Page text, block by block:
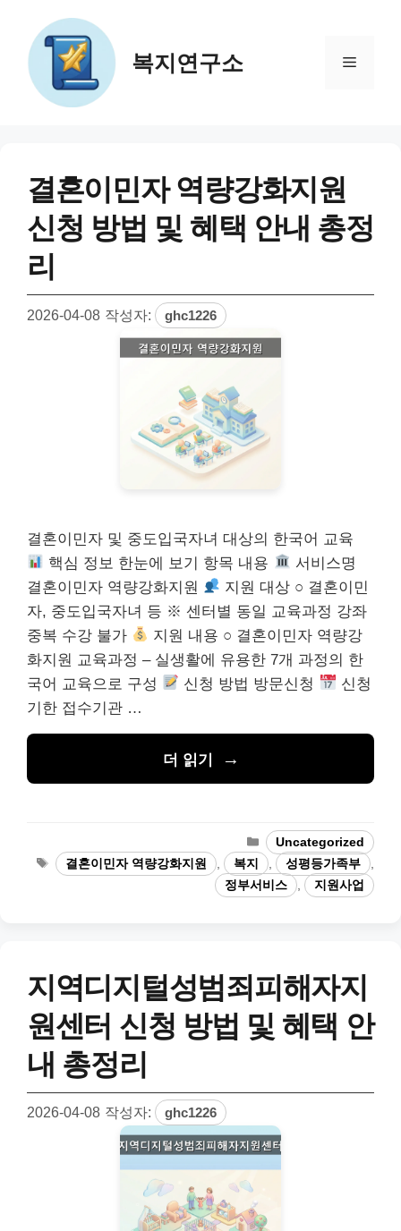
복지연구소 메
결혼이민자 역량강화지원
신청 방법 및 혜택 안내 총정
리
2026-04-08 작성자: ghc1226
결혼이민자 및 중도입국자녀 대상의 한국어 교육
핵심 정보 한눈에 보기 항목 내용
서비스명
결혼이민자 역량강화지원
지원 대상 ○ 결혼이민
자, 중도입국자녀 등 ※ 센터별 동일 교육과정 강좌
중복 수강 불가
지원 내용 ○ 결혼이민자 역량강
화지원 교육과정 – 실생활에 유용한 7개 과정의 한
국어 교육으로 구성
신청 방법 방문신청
신청
기한 접수기관 …
더 읽기
카
테
고
리
Uncategorized
태
그
결혼이민자 역량강화지원 복지 성평등가족부
정부서비스
지원사업
지역디지털성범죄피해자지
원센터 신청 방법 및 혜택 안
내 총정리
2026-04-08 작성자: ghc1226